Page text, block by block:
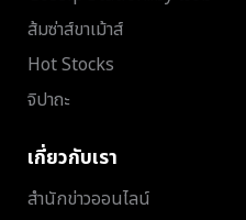
ส้มซ่าส์ขาเม้าส์
Hot Stocks
จิปาถะ
เกี่ยวกับเรา
สำนักข่าวออนไลน์